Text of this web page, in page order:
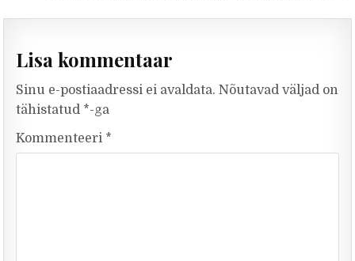
Lisa kommentaar
Sinu e-postiaadressi ei avaldata. Nõutavad väljad on
tähistatud *-ga
Kommenteeri *